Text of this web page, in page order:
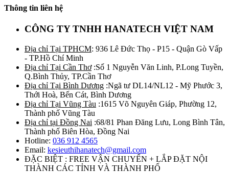
Thông tin liên hệ
CÔNG TY TNHH HANATECH VIỆT NAM
Địa chỉ Tại TPHCM: 936 Lê Đức Thọ - P15 - Quận Gò Vấp
- TP.Hồ Chí Minh
Địa chỉ Tại Cần Thơ:Số 1 Nguyễn Văn Linh, P.Long Tuyền,
Q.Bình Thủy, TP.Cần Thơ
Địa chỉ Tại Bình Dương :Ngã tư DL14/NL12 - Mỹ Phước 3,
Thới Hoà, Bến Cát, Bình Dương
Địa chỉ Tại Vũng Tàu :1615 Võ Nguyên Giáp, Phường 12,
Thành phố Vũng Tàu
Địa chỉ tại Đồng Nai :68/81 Phan Đăng Lưu, Long Bình Tân,
Thành phố Biên Hòa, Đồng Nai
Hotline: 036 912 4565
Email: kesieuthihanatech@gmail.com
ĐẶC BIỆT : FREE VẬN CHUYỂN + LẮP ĐẶT NỘI
THÀNH CÁC TỈNH VÀ THÀNH PHỐ